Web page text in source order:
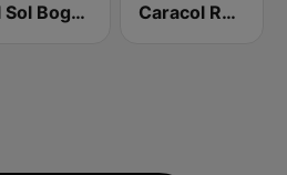
El Sol Bogotá Caracol Radio Medellín